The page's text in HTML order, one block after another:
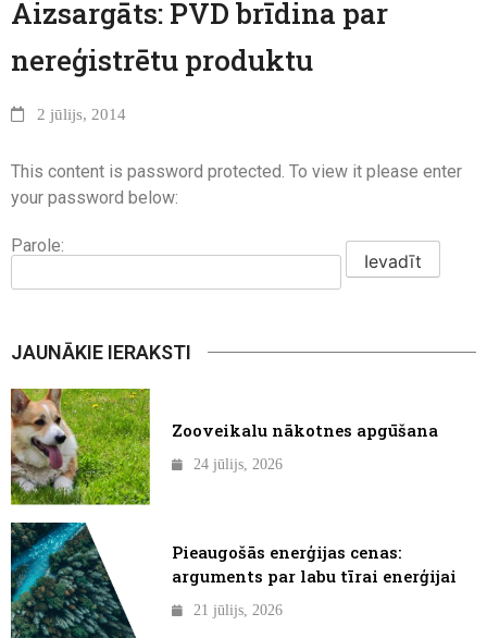
Aizsargāts: PVD brīdina par
nereģistrētu produktu
2 jūlijs, 2014
This content is password protected. To view it please enter
your password below:
Parole:
JAUNĀKIE IERAKSTI
Zooveikalu nākotnes apgūšana
24 jūlijs, 2026
Pieaugošās enerģijas cenas:
arguments par labu tīrai enerģijai
21 jūlijs, 2026